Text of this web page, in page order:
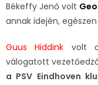
Békeffy Jenő volt
annak idején,
Guus Hiddink volt
válogatott
a PSV Eindhoven